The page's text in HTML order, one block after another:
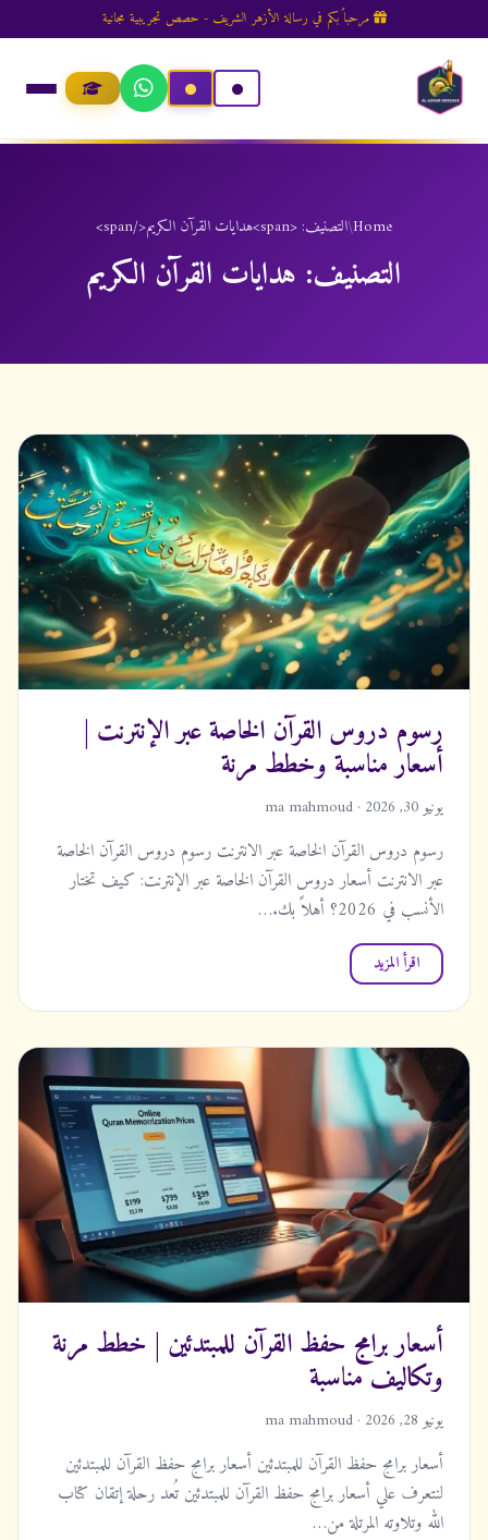
مرحباً بكم في رسالة الأزهر الشريف - حصص تجريبية مجانية
Home
/التصنيف: <span>هدايات القرآن الكريم</span>
التصنيف: هدايات القرآن الكريم
رسوم دروس القرآن الخاصة عبر الإنترنت |
أسعار مناسبة وخطط مرنة
يونيو 30, 2026 · ma mahmoud
رسوم دروس القرآن الخاصة عبر الانترنت رسوم دروس القرآن الخاصة
عبر الانترنت أسعار دروس القرآن الخاصة عبر الإنترنت: كيف تختار
الأنسب في 2026؟ أهلاً بك.…
اقرأ المزيد
أسعار برامج حفظ القرآن للمبتدئين | خطط مرنة
وتكاليف مناسبة
يونيو 28, 2026 · ma mahmoud
أسعار برامج حفظ القرآن للمبتدئين أسعار برامج حفظ القرآن للمبتدئين
لنتعرف علي أسعار برامج حفظ القرآن للمبتدئين تُعد رحلة إتقان كتاب
الله وتلاوته المرتلة من…